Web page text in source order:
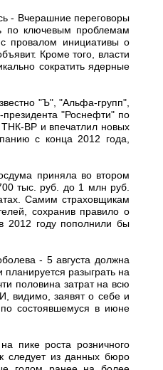
- Вчерашние переговоры
по ключевым проблемам
провалом инициативы о
Кроме того, власти
сократить ядерные
"Ъ", "Альфа-групп",
"Роснефти" по
ВР и впечатлил новых
с конца 2012 года,
приняла во втором
тыс. руб. до 1 млн руб.
Самим страховщикам
сохранив правило о
2012 году пополнили бы
- 5 августа должна
разыграть на
половина затрат на всю
видимо, заявят о себе и
состоявшемуся в июне
пике роста розничного
следует из данных бюро